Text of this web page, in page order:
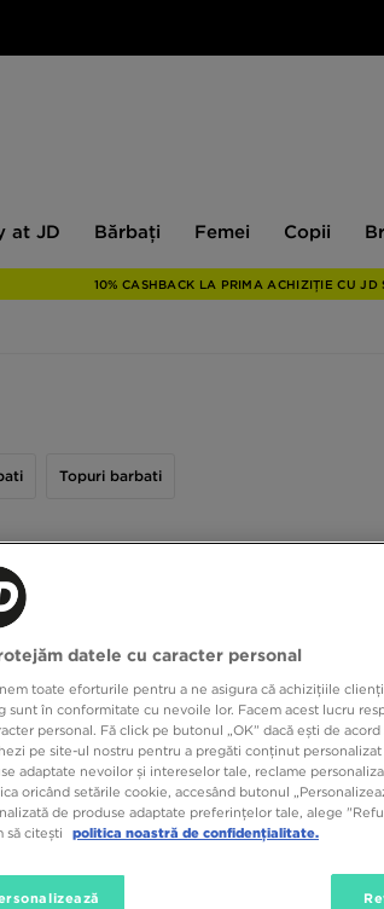
at JD Bărbați Femei Copii
10% CASHBACK LA PRIMA ACHIZIȚIE CU JD
clasic cu maneci scurte este, fara indoiala, un
perioada nu existau magazine de imbracaminte
foarte diferite de cele pe care le cunoastem
ca in zilele stramosilor nostri.
bucura de o mare popularitate, atunci acesta
Topuri barbati
Mărime Culoare
datele cu caracter personal
toate eforturile pentru a ne asigura că achizițiile
sunt în conformitate cu nevoile lor. Facem acest lucru
personal. Fă click pe butonul „OK” dacă ești de
pe site-ul nostru pentru a pregăti conținut
adaptate nevoilor și intereselor tale, reclame
oricând setările cookie, accesând butonul
de produse adaptate preferințelor tale, alege
să citești
politica noastră de confidențialitate.